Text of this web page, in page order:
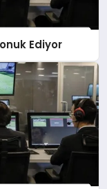
Ediyor